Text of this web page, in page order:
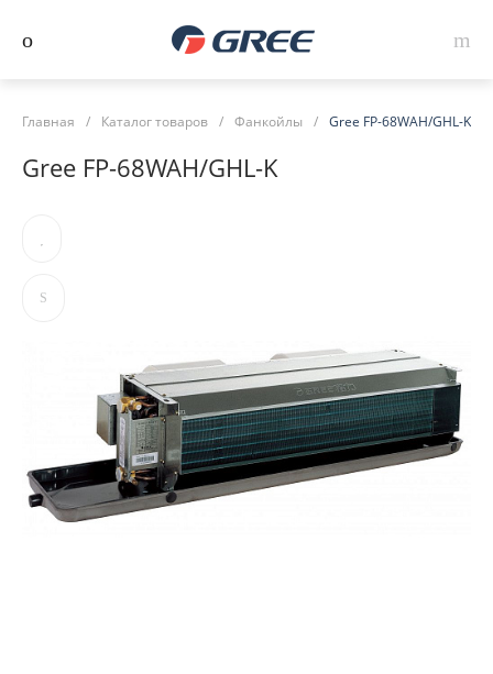
Главная / Каталог товаров / Фанкойлы / Gree FP-68WAH/GHL-K
Gree FP-68WAH/GHL-K